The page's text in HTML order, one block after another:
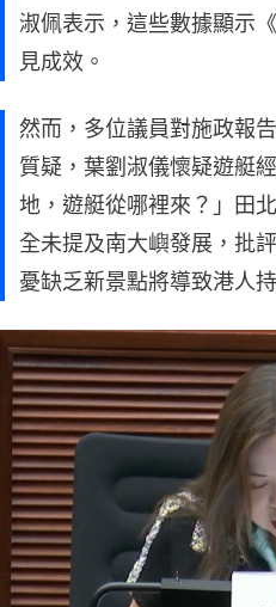
淑佩表示，這些數據顯示
見成效。
然而，多位議員對施政報
質疑，葉劉淑儀懷疑遊艇
地，遊艇從哪裡來？」田
全未提及南大嶼發展，批
憂缺乏新景點將導致港人